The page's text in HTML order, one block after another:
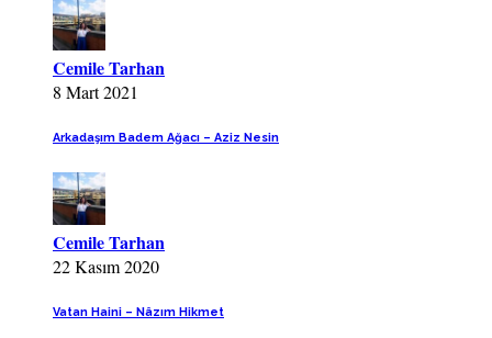
Cemile Tarhan
8 Mart 2021
Arkadaşım Badem Ağacı – Aziz Nesin
Cemile Tarhan
22 Kasım 2020
Vatan Haini – Nâzım Hikmet